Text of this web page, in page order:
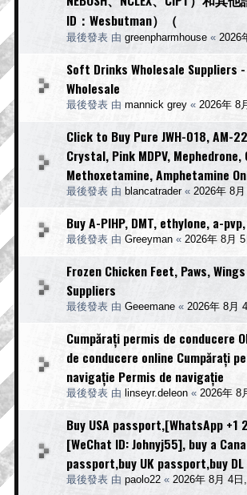
ID：Wesbutman）（
最後發表 由 greenpharmhouse « 2026
Soft Drinks Wholesale Suppliers
Wholesale
最後發表 由 mannick grey « 2026年 8
Click to Buy Pure JWH-018, AM-
Crystal, Pink MDPV, Mephedrone,
Methoxetamine, Amphetamine
最後發表 由 blancatrader« 2026年 8
Buy A-PIHP, DMT, ethylone, a-
最後發表 由 Greeyman « 2026年 8月
Frozen Chicken Feet, Paws,
Suppliers
最後發表 由 Geeemane « 2026年 8月
Cumpărați permis de conducere
de conducere online Cumpărați
navigație Permis de navigație
最後發表 由 linseyr.deleon « 2026年 8
Buy USA passport,[WhatsApp +1
[WeChat ID: Johnyj55], buy a
passport,buy UK passport,buy DL
最後發表 由 paolo22 « 2026年 8月 4日